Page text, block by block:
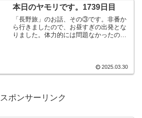
本日のヤモリです。1739日目
「長野旅」のお話、その③です。非番か
ら行きましたので、お昼すぎの出発とな
りました。体力的には問題なかったので
ランです。どこで買い物をしましょうか
ねぇ♪そんなこんなで、本日のヤモリで
2025.03.30
スポンサーリンク